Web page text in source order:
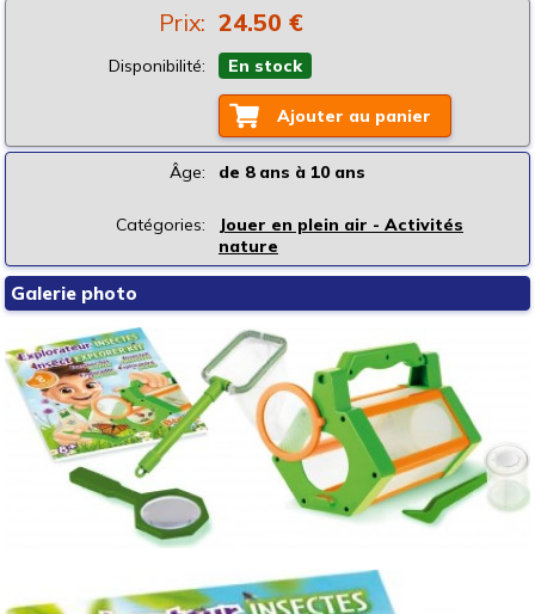
Prix: 24.50 €
Disponibilité: En stock
Ajouter au panier
Âge: de 8 ans à 10 ans
Catégories:
Jouer en plein air - Activités
nature
Galerie photo